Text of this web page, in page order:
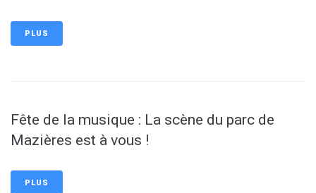
PLUS
Fête de la musique : La scène du parc de
Mazières est à vous !
PLUS